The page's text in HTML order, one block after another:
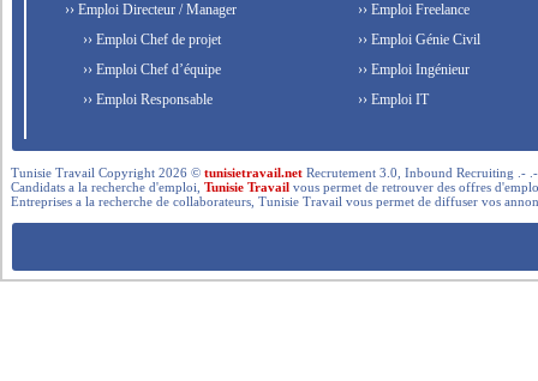
›› Emploi Directeur / Manager
›› Emploi Chef de projet
›› Emploi Chef d’équipe
›› Emploi Responsable
›› Emploi Freelance
›› Emploi Génie Civil
›› Emploi Ingénieur
›› Emploi IT
Tunisie Travail Copyright 2026 ©tunisietravail.net Recrutement 3.0, Inbound Recruiting .-
Candidats a la recherche d'emploi,Tunisie Travail vous permet de retrouver des offres
Entreprises a la recherche de collaborateurs, Tunisie Travail vous permet de diffuser vos